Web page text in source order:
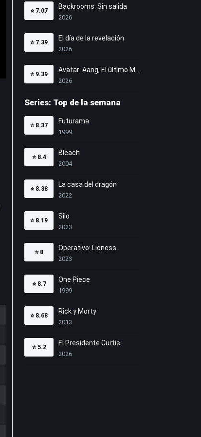
⭐ 7.07
Backrooms: Sin salida
2026
⭐ 7.39
El día de la revelación
2026
⭐ 9.39
2026
Series: Top de la semana
⭐ 8.37
Futurama
1999
⭐ 8.4
Bleach
2004
⭐ 8.38
La casa del dragón
2022
⭐ 8.19
Silo
2023
⭐ 8
Operativo: Lioness
2023
⭐ 8.7
One Piece
1999
⭐ 8.68
Rick y Morty
2013
⭐ 5.2
El Presidente Curtis
2026